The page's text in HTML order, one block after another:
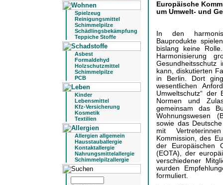
Spielzeug
Reinigungsmittel
Schimmelpilze
Schädlingsbekämpfung
Teppiche Stoffe
Asbest
Formaldehyd
Holzschutzmittel
Schimmelpilze
PCB
Kinder
Lebensmittel
Kfz-Versicherung
Kosmetik
Textilien
Allergien allgemein
Hausstauballergie
Kontaktallergie
Nahrungsmittelallergie
Schimmelpilzallergie
Europäische
um Umwelt- und
In den
Bauprodukte
bislang keine
Harmonisierung
kann, diskutierten
in Berlin. Dort
wesentlichen
Umweltschutz“ der
Normen und
gemeinsam das
Wohnungswesen
sowie das
mit
Kommission, des
der Europäischen
(EOTA), der
verschiedener
wurden
formuliert.